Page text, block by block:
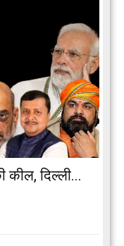
कील, दिल्ली...